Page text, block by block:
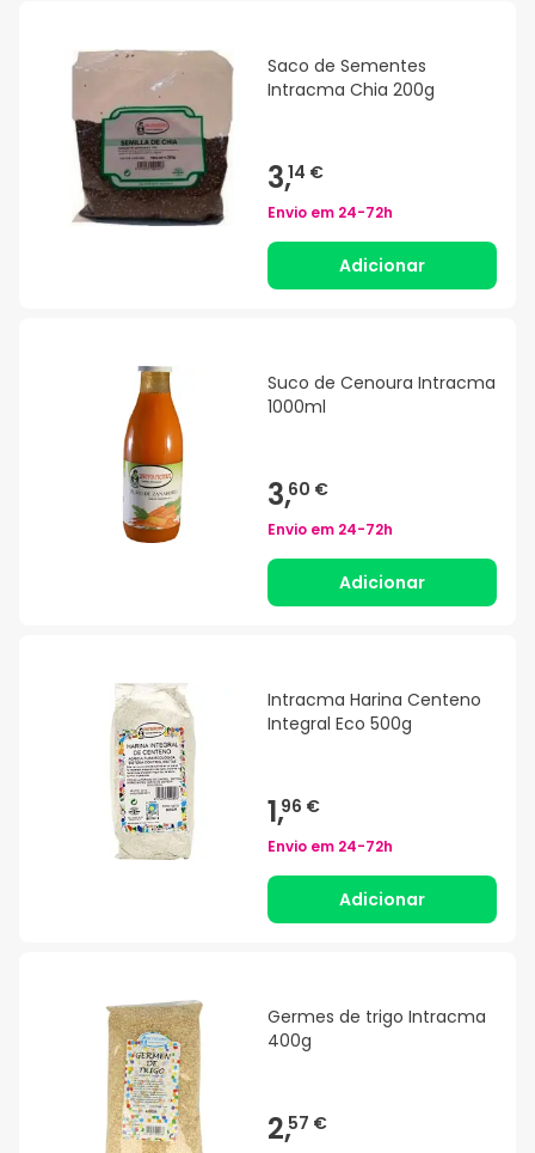
Saco de Sementes
Intracma Chia 200g
3,14 €
Envio em 24-72h
Adicionar
Suco de Cenoura Intracma
1000ml
3,60 €
Envio em 24-72h
Adicionar
Intracma Harina Centeno
Integral Eco 500g
1,96 €
Envio em 24-72h
Adicionar
Germes de trigo Intracma
400g
2,57 €